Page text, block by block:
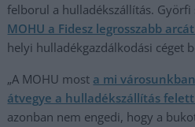
felborul a hulladékszállítás. Györfi
MOHU a Fidesz legrosszabb
helyi hulladékgazdálkodási céget
„A MOHU most a mi
átvegye a hulladékszállítás
azonban nem engedi, hogy a